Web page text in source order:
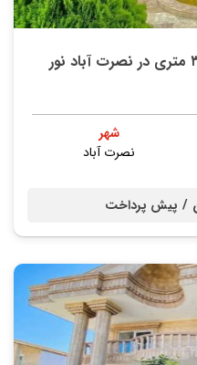
شهر
نصرت آباد
پیش پرداخت